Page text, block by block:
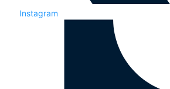
Instagram